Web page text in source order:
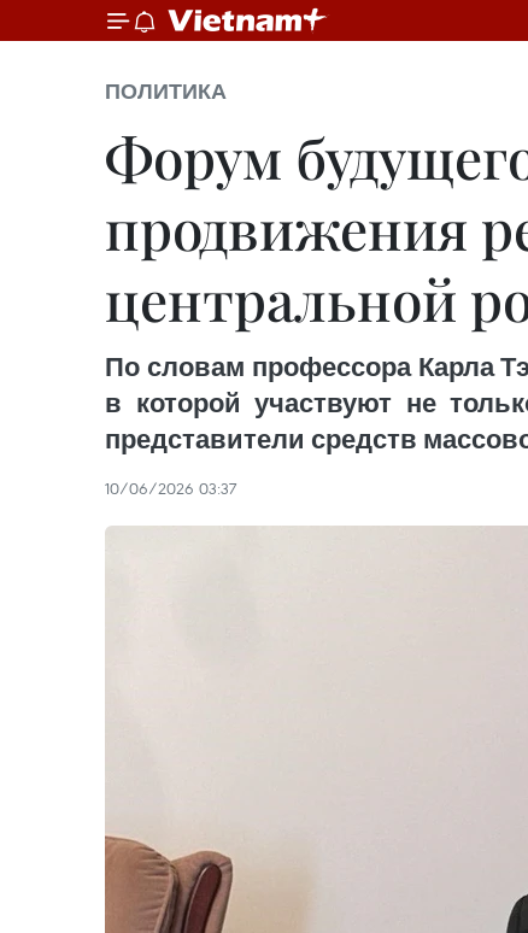
ПОЛИТИКА
Форум
продвижения
центральной
По словам профессора Карла
в которой участвуют не
представители средств
10/06/2026 03:37